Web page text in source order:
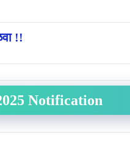
!!
Notification